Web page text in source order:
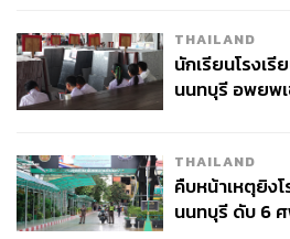
การเพิ่มช่องทางขายผ่านออน
ขายผ่านตัวแทนจำหน่ายของซิ
ในกลุ่มบริษัทเดียวกัน
เปิดสาขานอกห้างสรรพสินค้า
การอนุมัติสินเชื่อ เพื่อช่วยให้
เจ มาร์ท ได้สะดวกยิ่งขึ้น
THAILAND
นักเรียนโรงเ
นนทบุรี อพยพ
THAILAND
คืบหน้าเหตุยิง
นนทบุรี ดับ 6 ศ